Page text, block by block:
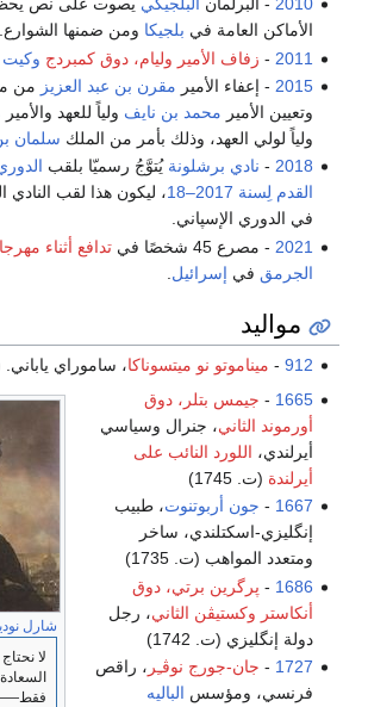
بلجيكاومن ضمنها الشوارع.
الأمير وليام، دوق كمبردج وكيت مدلتون.
الأميرمقرن بن عبد العزيز من منصب ولاية العهد
محمد بن نايفولياً للعهد والأميرمحمد بن سلمان
وذلك بأمر من الملكسلمان بن عبد العزيز.
برشلونةيُتوَّجُ رسميّا بلقبالدوري الإسپاني لكرة
، ليكون هذا لقب النادي الخامس والعشرين
تدافع أثناء مهرجان دينيعلىجبل
إسرائيل.
نو ميتسوناكا، ساموراي ياباني. (ت. 997)
شارل نودييه (1780-1844).
لا نحتاج أن نقول: أن
السعادة مفيدة لشخصين
فقط――والإيمان هو الحب.
بتلر، دوق
، جنرال وسياسي
النائب على
، طبيب
ساخر
(ت. 1735)
برتي، دوق
الثاني، رجل
نوڤـِر، راقص
الباليه